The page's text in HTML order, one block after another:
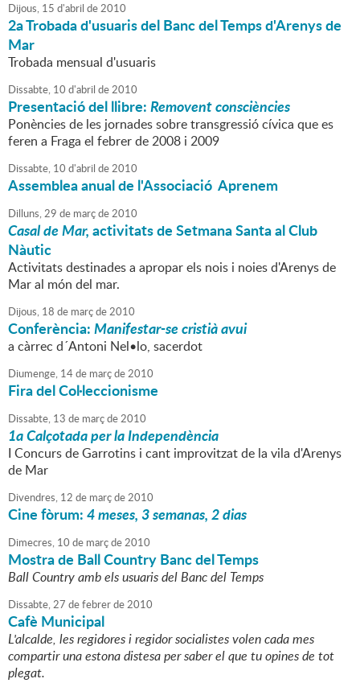
Dijous, 15 d'abril de2010
2a Trobada d'usuaris del Banc del Temps d'Arenys de
Mar
Trobada mensual d'usuaris
Dissabte, 10 d'abril de2010
Presentació del llibre:Removent consciències
Ponències de les jornades sobre transgressió cívica que es
feren a Fraga el febrer de 2008 i 2009
Dissabte, 10 d'abril de2010
Assemblea anual de l'Associació Aprenem
Dilluns,29 de marçde2010
Casal de Mar,activitats de Setmana Santa al Club
Nàutic
Activitats destinades a apropar els nois i noies d'Arenys de
Mar al món del mar.
Dijous, 18 de marçde2010
Conferència:Manifestar-se cristià avui
a càrrec d´Antoni Nel•lo, sacerdot
Diumenge, 14de marçde2010
Fira del Col·leccionisme
Dissabte, 13 de marçde2010
1a Calçotada per la Independència
I Concurs de Garrotins i cant improvitzat de la vila d'Arenys
de Mar
Divendres, 12 de marçde2010
Cine fòrum:4 meses, 3 semanas, 2 dias
Dimecres, 10 de marçde2010
Mostra de Ball Country Banc del Temps
Ball Country amb els usuaris del Banc del Temps
Dissabte,27 defebrerde2010
Cafè Municipal
L'alcalde, les regidores i regidor socialistes volen cada mes
compartir una estona distesa per saber el que tu opines de tot
plegat.